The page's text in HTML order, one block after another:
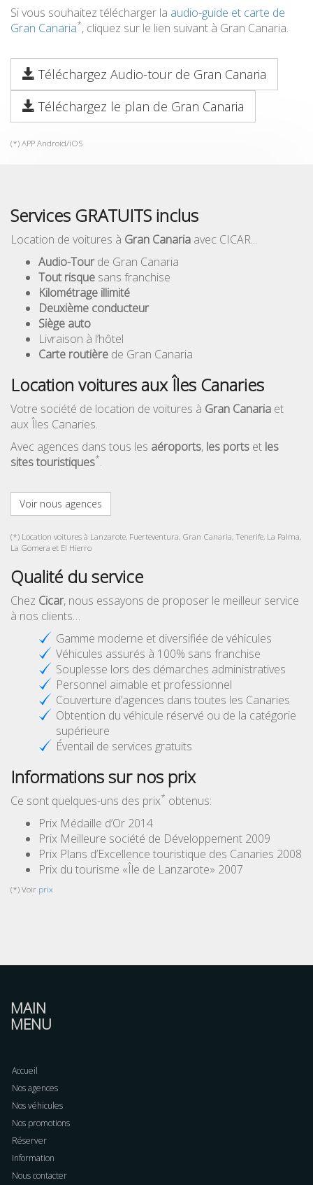
Si vous souhaitez télécharger la audio-guide et carte de
Gran Canaria*, cliquez sur le lien suivant à Gran Canaria.
Téléchargez Audio-tour de Gran Canaria
Téléchargez le plan de Gran Canaria
(*) APP Android/iOS
Services GRATUITS inclus
Location de voitures à Gran Canaria avec CICAR...
Audio-Tourde Gran Canaria
Tout risque sans franchise
Kilométrage illimité
Deuxième conducteur
Siège auto
Livraison à l’hôtel
Carte routière de Gran Canaria
Location voitures aux Îles Canaries
Votre société de location de voitures à Gran Canaria et
aux Îles Canaries.
Avec agences dans tous les aéroports, les ports et les
sites touristiques*.
Voir nous agences
(*) Location voitures à Lanzarote, Fuerteventura, Gran Canaria, Tenerife, La Palma,
La Gomera et El Hierro
Qualité du service
Chez Cicar, nous essayons de proposer le meilleur service
à nos clients…
Gamme moderne et diversifiée de véhicules
Véhicules assurés à 100% sans franchise
Souplesse lors des démarches administratives
Personnel aimable et professionnel
Couverture d’agences dans toutes les Canaries
Obtention du véhicule réservé ou de la catégorie
supérieure
Éventail de services gratuits
Informations sur nos prix
Ce sont quelques-uns des prix* obtenus:
Prix Médaille d’Or 2014
Prix Meilleure société de Développement 2009
Prix Plans d’Excellence touristique des Canaries 2008
Prix du tourisme «Île de Lanzarote» 2007
(*) Voir prix
MAIN
MENU
Accueil
Nos agences
Nos véhicules
Nos promotions
Réserver
Information
Nous contacter